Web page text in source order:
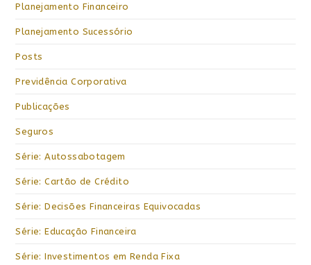
Planejamento Financeiro
Planejamento Sucessório
Posts
Previdência Corporativa
Publicações
Seguros
Série: Autossabotagem
Série: Cartão de Crédito
Série: Decisões Financeiras Equivocadas
Série: Educação Financeira
Série: Investimentos em Renda Fixa